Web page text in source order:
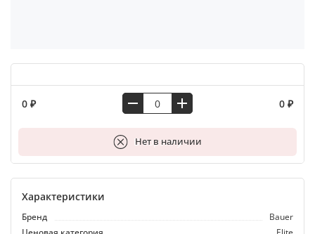
0 ₽ 0 ₽
Нет в наличии
В корзину
Характеристики
Бренд
Bauer